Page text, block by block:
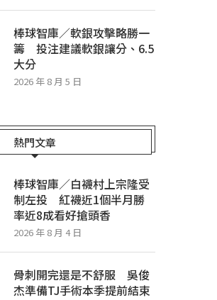
棒球智庫／軟銀攻擊略勝一
籌 投注建議軟銀讓分、6.5
大分
2026 年 8 月 5 日
熱門文章
棒球智庫／白襪村上宗隆受
制左投 紅襪近1個半月勝
率近8成看好搶頭香
2026 年 8 月 4 日
骨刺開完還是不舒服 吳俊
杰準備TJ手術本季提前結束